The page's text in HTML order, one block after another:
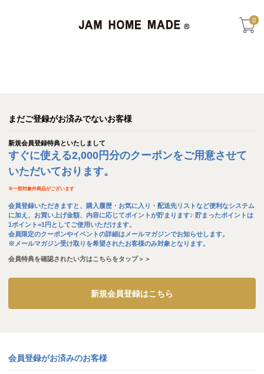
0
まだご登録がお済みでないお客様
新規会員登録特典といたしまして
すぐに使える2,000円分のクーポンをご用意させて
いただいております。
※一部対象外商品がございます
会員登録いただきますと、購入履歴・お気に入り・配送先リストなど便利なシステム
に加え、お買い上げ金額、内容に応じてポイントが貯まります♪ 貯まったポイントは
1ポイント=1円としてご使用いただけます。
会員限定のクーポンやイベントの詳細はメールマガジンでお知らせします。
※メールマガジン受け取りを希望されたお客様のみ対象となります。
会員特典を確認されたい方はこちらをタップ＞＞
新規会員登録はこちら
会員登録がお済みのお客様